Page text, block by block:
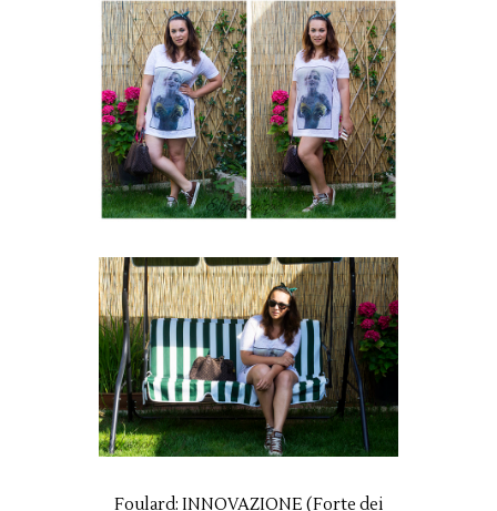
Foulard: INNOVAZIONE (Forte dei